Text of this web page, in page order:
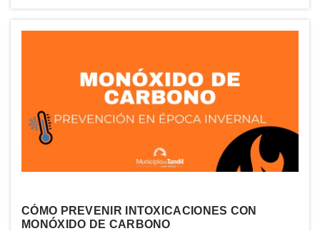
CÓMO PREVENIR INTOXICACIONES CON
MONÓXIDO DE CARBONO